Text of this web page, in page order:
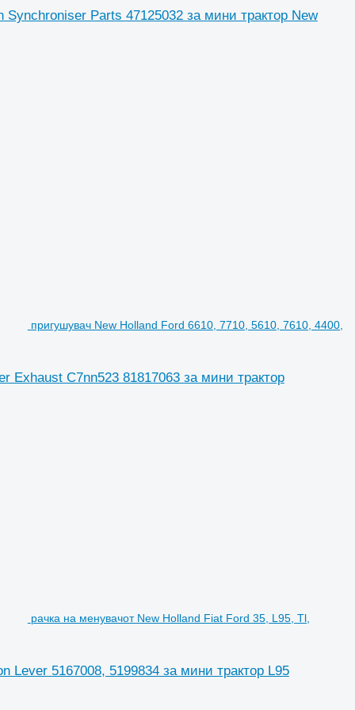
Parts 47125032 за мини трактор New
пригушувач New Holland Ford 6610, 7710, 5610, 7610, 4400,
Exhaust C7nn523 81817063 за мини трактор
рачка на менувачот New Holland Fiat Ford 35, L95, Tl,
Lever 5167008, 5199834 за мини трактор L95